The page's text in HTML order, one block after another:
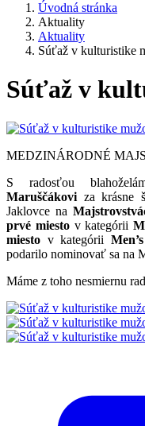
Úvodná stránka
Aktuality
Aktuality
Súťaž v kulturistike
Súťaž v
MEDZINÁRODNÉ
S radosťou
Maruščákovi za krásne
Jaklovce na
prvé miestov kategórii
miesto v kategórii
podarilo nominovať sa na
Máme z toho nesmiernu